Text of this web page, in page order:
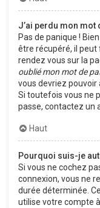
J’ai perdu mon mot
Pas de panique !
être récupéré, il
rendez vous sur la
oublié mon mot de
vous devriez pouvoir
Si toutefois vous ne
passe, contactez un
Haut
Pourquoi suis-je
Si vous ne cochez
connexion, vous ne
durée déterminée.
utilise votre compte